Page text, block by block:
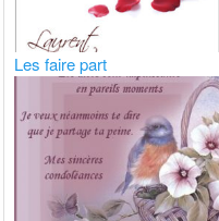
Les faire part